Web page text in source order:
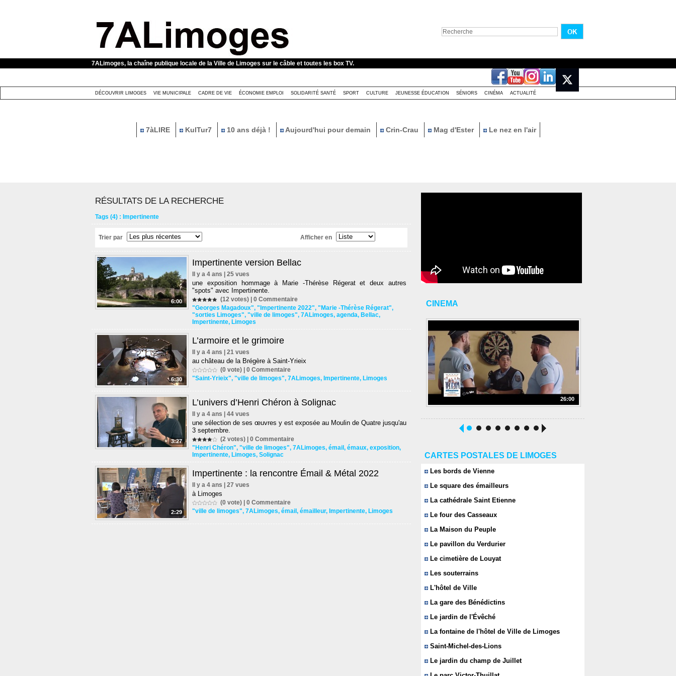
7ALimoges, la chaîne publique locale de la Ville de Limoges sur le câble et toutes les box TV.
DÉCOUVRIR LIMOGES VIE MUNICIPALE CADRE DE VIE ÉCONOMIE EMPLOI SOLIDARITÉ SANTÉ SPORT CULTURE JEUNESSE ÉDUCATION SÉNIORS CINÉMA ACTUALITÉ
7àLIRE KulTur7 10 ans déjà ! Aujourd'hui pour demain Crin-Crau Mag d'Ester Le nez en l'air
RÉSULTATS DE LA RECHERCHE
Tags (4) : Impertinente
Trier par Afficher en
6:00
Impertinente version Bellac
Il y a 4 ans | 25 vues
une exposition hommage à Marie -Thérèse Régerat et deux autres
"spots" avec Impertinente.
(12 votes) | 0 Commentaire
"Georges Magadoux", "Impertinente 2022", "Marie -Thérèse Régerat",
"sorties Limoges", "ville de limoges", 7ALimoges, agenda, Bellac,
Impertinente, Limoges
6:30
L’armoire et le grimoire
Il y a 4 ans | 21 vues
au château de la Brégère à Saint-Yrieix
(0 vote) | 0 Commentaire
"Saint-Yrieix", "ville de limoges", 7ALimoges, Impertinente, Limoges
3:27
L’univers d’Henri Chéron à Solignac
Il y a 4 ans | 44 vues
une sélection de ses œuvres y est exposée au Moulin de Quatre jusqu'au
3 septembre.
(2 votes) | 0 Commentaire
"Henri Chéron", "ville de limoges", 7ALimoges, émail , émaux, exposition,
Impertinente, Limoges, Solignac
2:29
Impertinente : la rencontre Émail & Métal 2022
Il y a 4 ans | 27 vues
à Limoges
(0 vote) | 0 Commentaire
"ville de limoges", 7ALimoges, émail , émailleur, Impertinente, Limoges
CINEMA
26:00
CARTES POSTALES DE LIMOGES
Les bords de Vienne
Le square des émailleurs
La cathédrale Saint Etienne
Le four des Casseaux
La Maison du Peuple
Le pavillon du Verdurier
Le cimetière de Louyat
Les souterrains
L'hôtel de Ville
La gare des Bénédictins
Le jardin de l'Évêché
La fontaine de l'hôtel de Ville de Limoges
Saint-Michel-des-Lions
Le jardin du champ de Juillet